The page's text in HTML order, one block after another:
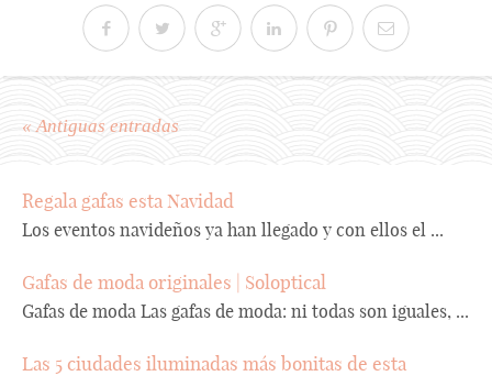
« Antiguas entradas
Regala gafas esta Navidad
Los eventos navideños ya han llegado y con ellos el ...
Gafas de moda originales | Soloptical
Gafas de moda Las gafas de moda: ni todas son iguales, ...
Las 5 ciudades iluminadas más bonitas de esta